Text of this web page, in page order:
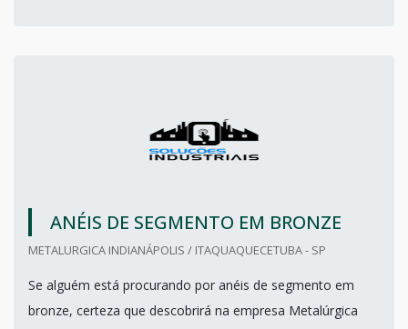
ANÉIS DE SEGMENTO EM BRONZE
METALURGICA INDIANÁPOLIS / ITAQUAQUECETUBA - SP
Se alguém está procurando por anéis de segmento em
bronze, certeza que descobrirá na empresa Metalúrgica